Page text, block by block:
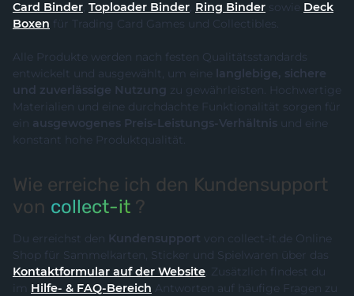
Card Binder, Toploader Binder, Ring Binder sowie Deck
Boxen für Trading Card Games und Collectibles.
Alle Produkte werden nach festen Qualitätsstandards
entwickelt und ausgewählt, um eine langlebige, sichere
und zuverlässige Nutzung zu gewährleisten. Hochwertige
Materialien und eine durchdachte Funktionalität sorgen für
ein ausgewogenes Preis-Leistungs-Verhältnis und eine
konstant hohe Produktqualität.
Wie erreiche ich den Kundensupport
von collect-it ?
Du erreichst den Kundensupport von collect-it.de Online
Shop für Sammelkarten, Sticker und Spielwaren über das
Kontaktformular auf der Website. Zusätzlich findest du
im Hilfe- & FAQ-Bereich Antworten auf häufige Fragen zu